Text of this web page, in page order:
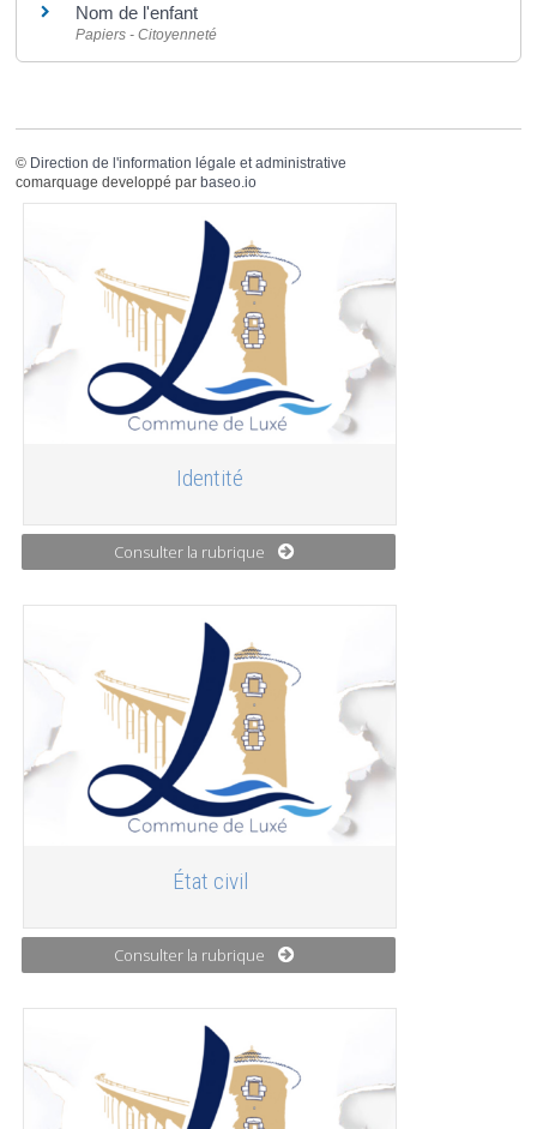
Nom de l'enfant
Papiers - Citoyenneté
© Direction de l'information légale et administrative
comarquage developpé par baseo.io
Identité
Consulter la rubrique
État civil
Consulter la rubrique